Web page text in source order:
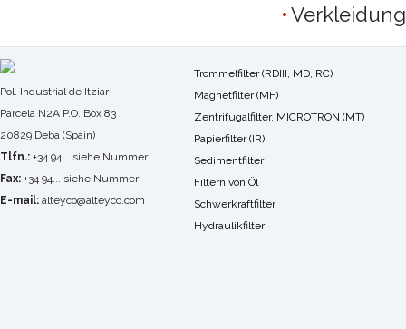
Pol. Industrial de Itziar
Parcela N2A P.O. Box 83
20829 Deba (Spain)
Tlfn.: +34 94... siehe Nummer
Fax: +34 94... siehe Nummer
E-mail: alteyco@alteyco.com
Trommelfilter (RDIII, MD, RC)
Magnetfilter (MF)
Zentrifugalfilter, MICROTRON (MT)
Papierfilter (IR)
Sedimentfilter
Filtern von Öl
Schwerkraftfilter
Hydraulikfilter